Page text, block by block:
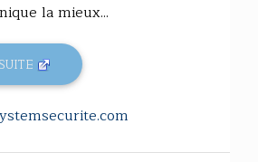
la mieux...